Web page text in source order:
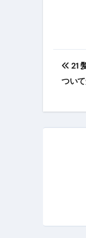
投
稿
ン
21
つい